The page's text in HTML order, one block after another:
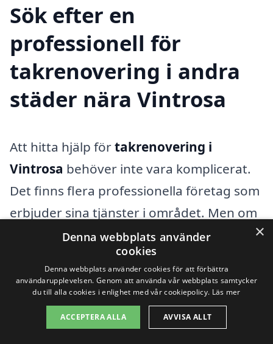
Sök efter en
professionell för
takrenovering i andra
städer nära Vintrosa
Att hitta hjälp förtakrenovering i
Vintrosa behöver inte vara komplicerat.
Det finns flera professionella företag som
erbjuder sina tjänster i området. Men om
du vill ha fler alternativ kan det vara värt
att också undersöka tjänster i
angränsande städer. Här är några platser
nära Vintrosa där du kan hitta
kvalificerade takläggare:
×
Denna webbplats använder
cookies
Denna webbplats använder cookies för att förbättra
användarupplevelsen. Genom att använda vår webbplats samtycker
du till alla cookies i enlighet med vår cookiepolicy. Läs mer
ACCEPTERA ALLA AVVISA ALLT